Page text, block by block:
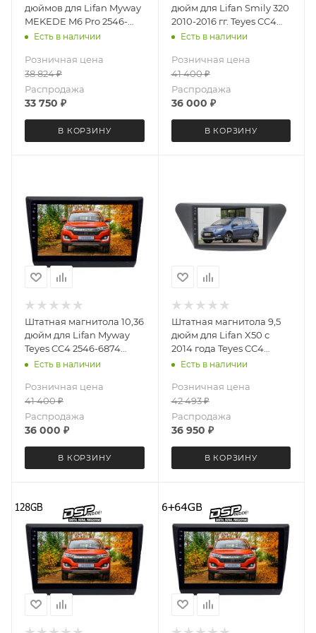
дюймов для Lifan Myway
MEKEDE M6 Pro 2546-
5696 Android 13 4+64 Gb
Есть в наличии
Розничная цена
38 824₽
Распродажа
33 750 ₽
В КОРЗИНУ
дюйм для Lifan Smily 320
2010-2016 гг. Teyes CC4
3308-6875 экран 2K
Есть в наличии
Розничная цена
41 400₽
Распродажа
36 000 ₽
В КОРЗИНУ
Штатная магнитола 10,36
дюйм для Lifan Myway
Teyes CC4 2546-6874
экран 2K Android 13 6+64
Есть в наличии
Розничная цена
41 400₽
Распродажа
36 000 ₽
В КОРЗИНУ
Штатная магнитола 9,5
дюйм для Lifan X50 с
2014 года Teyes CC4
4087-6875 экран 2K
Есть в наличии
Розничная цена
42 493₽
Распродажа
36 950 ₽
В КОРЗИНУ